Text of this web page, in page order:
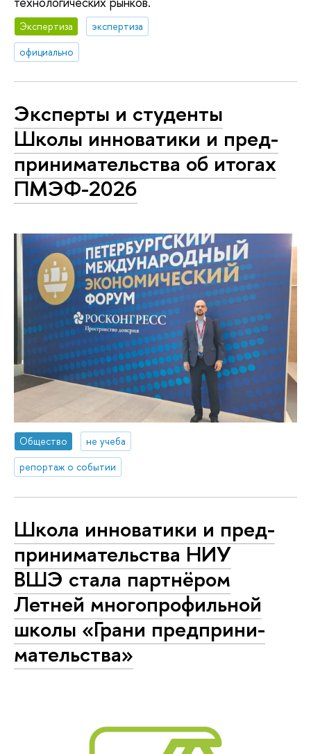
Экспертиза
экспертиза
официально
Эксперты и студенты
Школы инноватики и пред­
при­ни­ма­тель­ства об итогах
ПМЭФ-2026
Общество
не учеба
репортаж о событии
Школа инноватики и пред­
при­ни­ма­тель­ства НИУ
ВШЭ стала партнёром
Летней мно­го­про­филь­ной
школы «Грани пред­при­ни­
ма­тель­ства»